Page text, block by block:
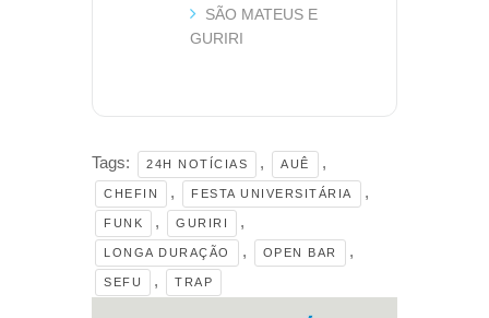
SÃO MATEUS E
GURIRI
Tags: 24H NOTÍCIAS , AUÊ ,
CHEFIN , FESTA UNIVERSITÁRIA ,
FUNK , GURIRI ,
LONGA DURAÇÃO , OPEN BAR ,
SEFU , TRAP